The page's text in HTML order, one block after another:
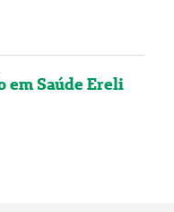
em Saúde Ereli